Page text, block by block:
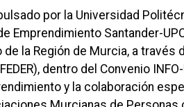
por la Universidad
de Emprendimiento Santander-
la Región de Murcia, a través
dentro del Convenio
y la colaboración